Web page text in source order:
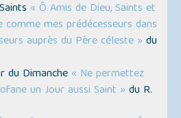
« Ô Amis de Dieu, Saints et
mes prédécesseurs dans
auprès du Père céleste » du
du Dimanche « Ne permettez
un Jour aussi Saint » du R.